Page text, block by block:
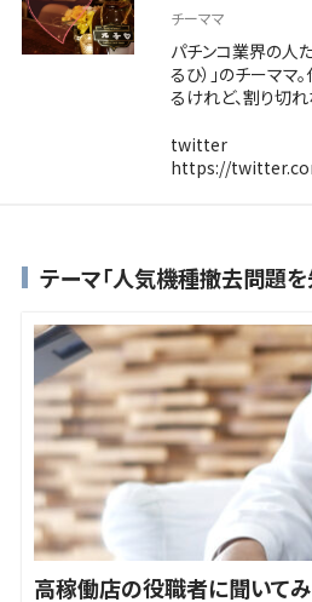
チーママ
パチンコ業界の人
るひ）」のチーママ
るけれど、割り切
twitter
https://
テーマ「人気機種撤去問題を
高稼働店の役職者に聞いて